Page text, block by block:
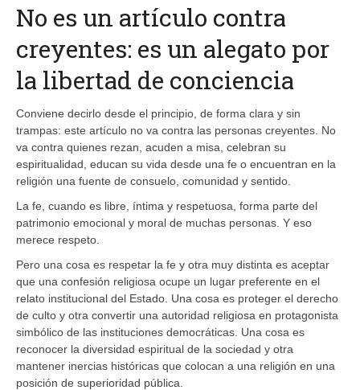
No es un artículo contra
creyentes: es un alegato por
la libertad de conciencia
Conviene decirlo desde el principio, de forma clara y sin
trampas: este artículo no va contra las personas creyentes. No
va contra quienes rezan, acuden a misa, celebran su
espiritualidad, educan su vida desde una fe o encuentran en la
religión una fuente de consuelo, comunidad y sentido.
La fe, cuando es libre, íntima y respetuosa, forma parte del
patrimonio emocional y moral de muchas personas. Y eso
merece respeto.
Pero una cosa es respetar la fe y otra muy distinta es aceptar
que una confesión religiosa ocupe un lugar preferente en el
relato institucional del Estado. Una cosa es proteger el derecho
de culto y otra convertir una autoridad religiosa en protagonista
simbólico de las instituciones democráticas. Una cosa es
reconocer la diversidad espiritual de la sociedad y otra
mantener inercias históricas que colocan a una religión en una
posición de superioridad pública.